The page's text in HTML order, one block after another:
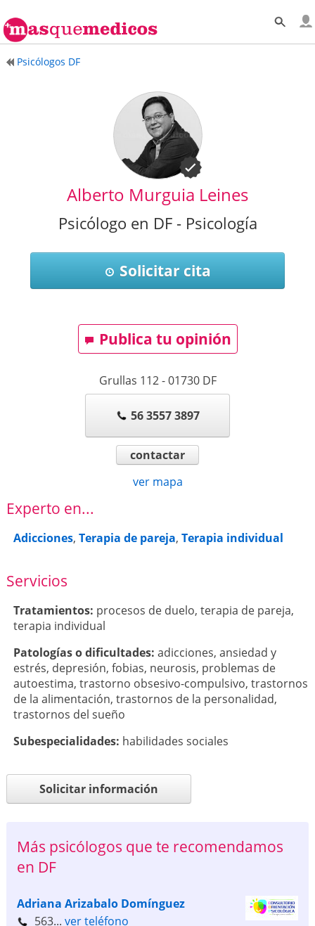
Psicólogos DF
Alberto Murguia Leines
Psicólogo en DF - Psicología
Solicitar cita
Publica tu opinión
Grullas 112-01730 DF
56 3557 3897
contactar
ver mapa
Experto en...
Adicciones, Terapia de pareja, Terapia individual
Servicios
Tratamientos: procesos de duelo, terapia de pareja,
terapia individual
Patologí­as o dificultades: adicciones, ansiedad y
estrés, depresión, fobias, neurosis, problemas de
autoestima, trastorno obsesivo-compulsivo, trastornos
de la alimentación, trastornos de la personalidad,
trastornos del sueño
Subespecialidades: habilidades sociales
Solicitar información
Más psicólogos que te recomendamos
en DF
Adriana Arizabalo Domínguez
563... ver teléfono